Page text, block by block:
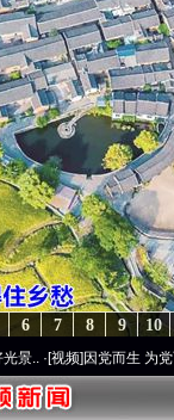
10
9
8
7
6
]因党而生 为党而战——